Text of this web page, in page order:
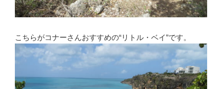
こちらがコナーさんおすすめの“リトル・ベイ”です。